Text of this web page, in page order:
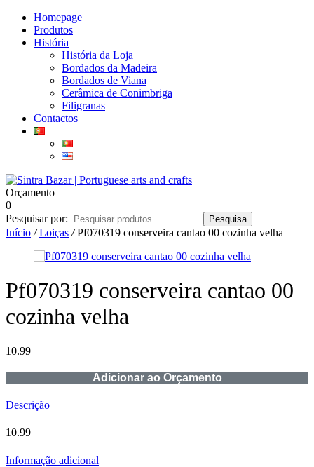
Homepage
Produtos
História
História da Loja
Bordados da Madeira
Bordados de Viana
Cerâmica de Conimbriga
Filigranas
Contactos
Orçamento
0
Pesquisar por:
Pesquisa
Início / Loiças /Pf070319 conserveira cantao 00 cozinha velha
Pf070319 conserveira cantao 00
cozinha velha
10.99
Adicionar ao Orçamento
Descrição
10.99
Informação adicional